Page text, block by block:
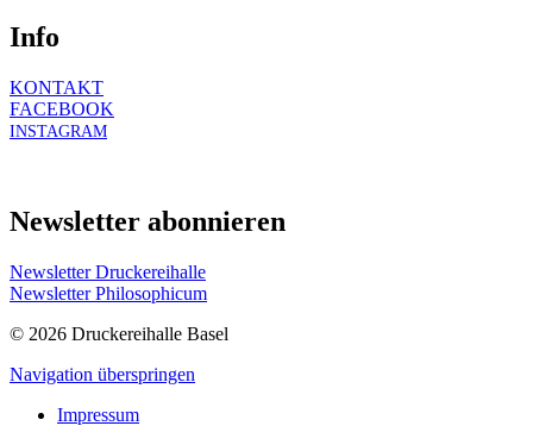
Info
KONTAKT
FACEBOOK
INSTAGRAM
Newsletter abonnieren
Newsletter Druckereihalle
Newsletter Philosophicum
© 2026 Druckereihalle Basel
Navigation überspringen
Impressum